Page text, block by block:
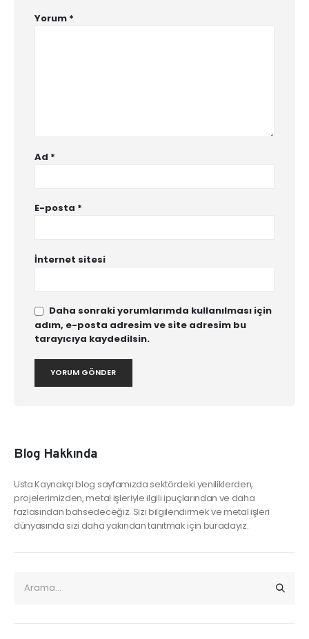
Yorum *
Ad *
E-posta *
İnternet sitesi
Daha sonraki yorumlarımda kullanılması için
adım, e-posta adresim ve site adresim bu
tarayıcıya kaydedilsin.
Blog Hakkında
Usta Kaynakçı blog sayfamızda sektördeki yeniliklerden,
projelerimizden, metal işleriyle ilgili ipuçlarından ve daha
fazlasından bahsedeceğiz. Sizi bilgilendirmek ve metal işleri
dünyasında sizi daha yakından tanıtmak için buradayız.